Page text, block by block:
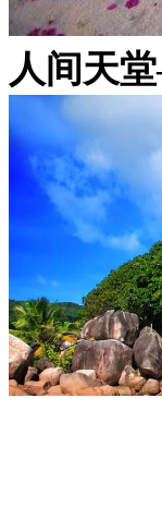
人间天